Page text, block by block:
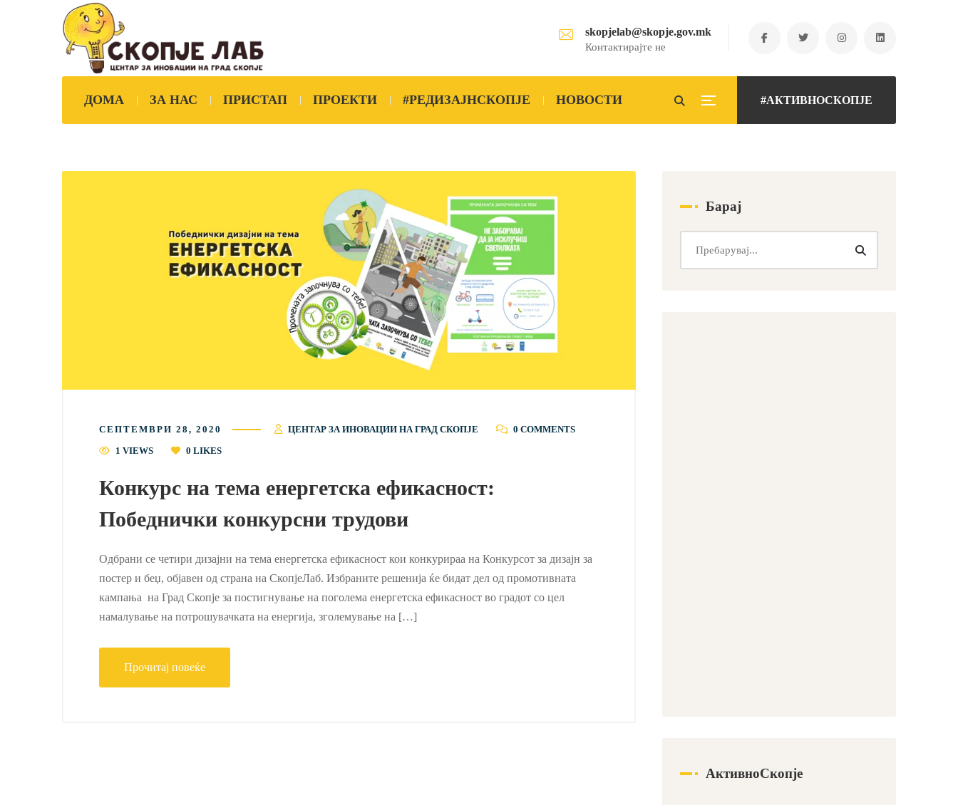
skopjelab@skopje.gov.mk
Контактирајте не
#АКТИВНОСКОПЈЕ
ДОМА ЗА НАС ПРИСТАП ПРОЕКТИ #РЕДИЗАЈНСКОПЈЕ НОВОСТИ
СЕПТЕМВРИ 28, 2020 ЦЕНТАР ЗА ИНОВАЦИИ НА ГРАД СКОПЈЕ
0 COMMENTS
1 VIEWS
0 LIKES
Конкурс на тема енергетска ефикасност:
Победнички конкурсни трудови
Одбрани се четири дизајни на тема енергетска ефикасност кои конкурираа на Конкурсот за дизајн за
постер и беџ, објавен од страна на СкопјеЛаб. Избраните решенија ќе бидат дел од промотивната
кампања на Град Скопје за постигнување на поголема енергетска ефикасност во градот со цел
намалување на потрошувачката на енергија, зголемување на […]
Прочитај повеќе
Барај
АктивноСкопје